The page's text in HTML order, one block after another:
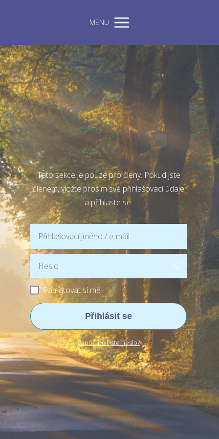
MENU
Tato sekce je pouze pro členy. Pokud jste
členem, vložte prosím své přihlašovací údaje
a přihlaste se.
Pamatovat si mě
Přihlásit se
Zapomněli jste heslo?